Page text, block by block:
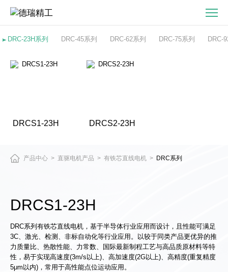
DRCS1-
23H
铁DRC-23H系列 DRC-45系列 DRC-62系列 DRC-75系列 DRC-
DRCS1-23H DRCS2-23H
产品中心 > 直驱电机产品 > 有铁芯直线电机 > DRC系列
DRCS1-23H
DRC系列有铁芯直线电机，基于半导体行业应用而设计，且性能可满足
3C、激光、检测、非标自动化等行业应用。以较于同类产品更优异的推
力质量比、热散性能、力常数、国际最新制程工艺与高品质原材料等特
性，易于实现高速度(3m/s以上)、高加速度(2G以上)、高精度(重复精度
5μm以内)，常用于高性能点位运动应用。